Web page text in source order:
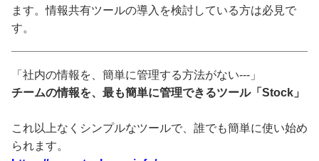
ます。情報共有ツールの導入を検討している方は必見で
す。
「社内の情報を、簡単に管理する方法がない---」
チームの情報を、最も簡単に管理できるツール「Stock」
これ以上なくシンプルなツールで、誰でも簡単に使い始め
られます。